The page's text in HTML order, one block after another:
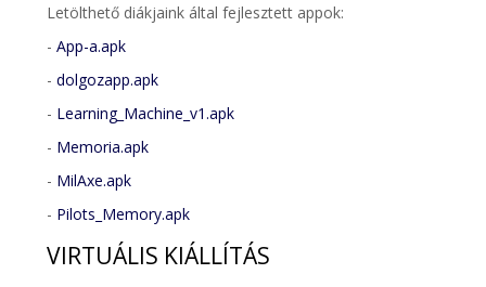
Letölthető diákjaink által fejlesztett appok:
-App-a.apk
-dolgozapp.apk
- Learning_Machine_v1.apk
- Memoria.apk
- MilAxe.apk
- Pilots_Memory.apk
VIRTUÁLIS KIÁLLÍTÁS